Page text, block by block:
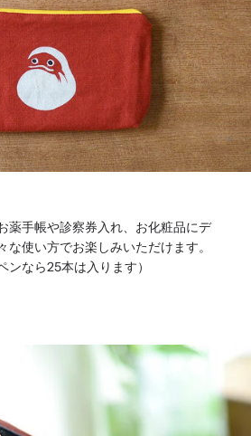
薬手帳や診察券入れ、お化粧品にデ
な使い方でお楽しみいただけます。
ンなら25本は入ります）